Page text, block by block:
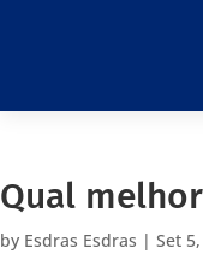
Qual
by Esdras Esdras | Set